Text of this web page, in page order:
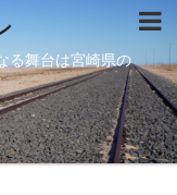
る舞台は宮崎県の